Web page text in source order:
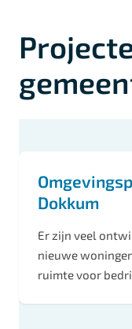
r
Dokkum
Er zijn veel
nieuwe
ruimte voor